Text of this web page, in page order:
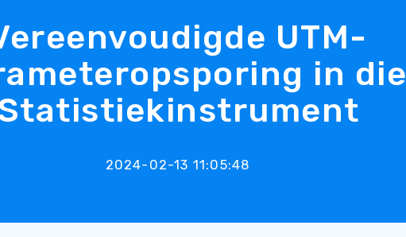
UTM-
in die
2024-02-13 11:05:48